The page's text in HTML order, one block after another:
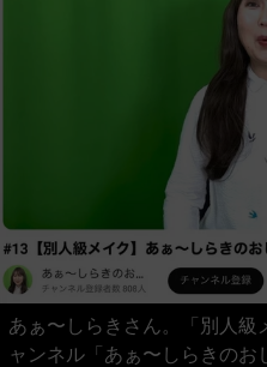
あぁ〜しらきさん。「別人級
ャンネル「あぁ〜しらきのお